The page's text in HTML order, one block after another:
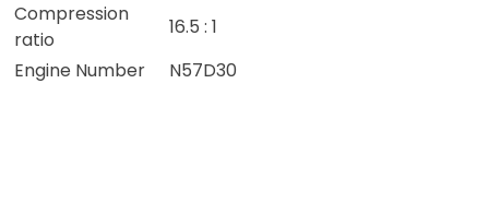
Compression
ratio
16.5 : 1
Engine Number
N57D30